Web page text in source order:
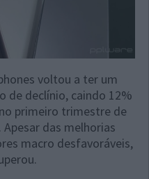
voltou a ter um
de declínio, caindo 12%
primeiro trimestre de
das melhorias
macro desfavoráveis,